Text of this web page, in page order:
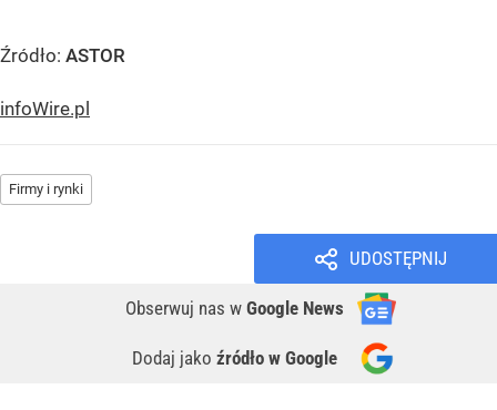
Źródło: ASTOR
infoWire.pl
Firmy i rynki
UDOSTĘPNIJ
Obserwuj nas w Google News
Dodaj jako źródło w Google